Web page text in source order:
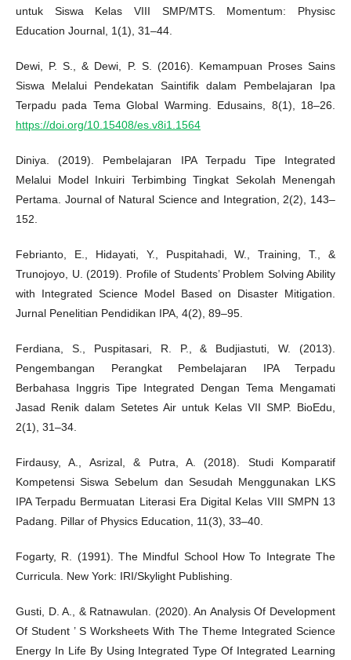
untuk Siswa Kelas VIII SMP/MTS. Momentum: Physisc
Education Journal, 1(1), 31–44.
Dewi, P. S., & Dewi, P. S. (2016). Kemampuan Proses Sains
Siswa Melalui Pendekatan Saintifik dalam Pembelajaran Ipa
Terpadu pada Tema Global Warming. Edusains, 8(1), 18–26.
https://doi.org/10.15408/es.v8i1.1564
Diniya. (2019). Pembelajaran IPA Terpadu Tipe Integrated
Melalui Model Inkuiri Terbimbing Tingkat Sekolah Menengah
Pertama. Journal of Natural Science and Integration, 2(2), 143–
152.
Febrianto, E., Hidayati, Y., Puspitahadi, W., Training, T., &
Trunojoyo, U. (2019). Profile of Students’ Problem Solving Ability
with Integrated Science Model Based on Disaster Mitigation.
Jurnal Penelitian Pendidikan IPA, 4(2), 89–95.
Ferdiana, S., Puspitasari, R. P., & Budjiastuti, W. (2013).
Pengembangan Perangkat Pembelajaran IPA Terpadu
Berbahasa Inggris Tipe Integrated Dengan Tema Mengamati
Jasad Renik dalam Setetes Air untuk Kelas VII SMP. BioEdu,
2(1), 31–34.
Firdausy, A., Asrizal, & Putra, A. (2018). Studi Komparatif
Kompetensi Siswa Sebelum dan Sesudah Menggunakan LKS
IPA Terpadu Bermuatan Literasi Era Digital Kelas VIII SMPN 13
Padang. Pillar of Physics Education, 11(3), 33–40.
Fogarty, R. (1991). The Mindful School How To Integrate The
Curricula. New York: IRI/Skylight Publishing.
Gusti, D. A., & Ratnawulan. (2020). An Analysis Of Development
Of Student ’ S Worksheets With The Theme Integrated Science
Energy In Life By Using Integrated Type Of Integrated Learning